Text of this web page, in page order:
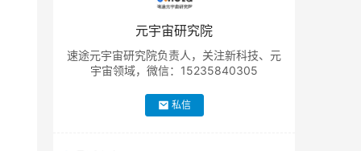
元宇宙研究院
速途元宇宙研究院负责人，关注新科技、元
宇宙领域，微信：15235840305
私信